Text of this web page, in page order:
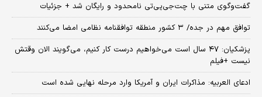
گفت‌وگوی متنی با چت‌جی‌پی‌تی نامحدود و رایگان شد + جزئیات
توافق مهم در جده/ ۳ کشور منطقه توافقنامه نظامی امضا می‌کنند
پزشکیان: ۴۷ سال است می‌خواهیم درست کار کنیم، می‌گویند الان وقتش
نیست +فیلم
ادعای العربیه: مذاکرات ایران و آمریکا وارد مرحله نهایی شده است